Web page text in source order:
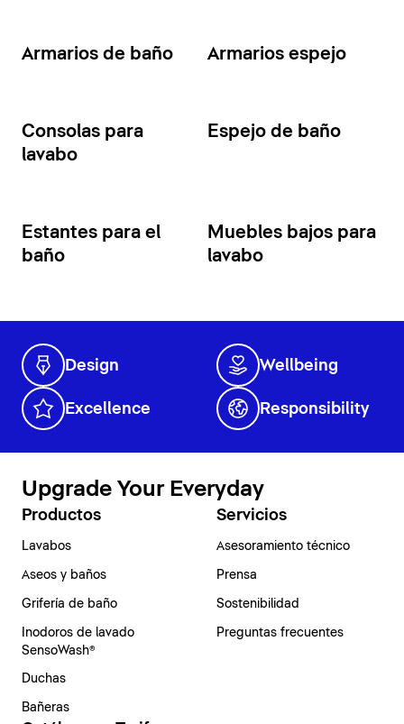
Armarios de baño Armarios espejo
Consolas para
lavabo
Espejo de baño
Estantes para el
baño
Muebles bajos para
lavabo
Design Wellbeing
Excellence Responsibility
Upgrade Your Everyday
Productos
Lavabos
Aseos y baños
Grifería de baño
Inodoros de lavado
SensoWash®
Duchas
Bañeras
Servicios
Asesoramiento técnico
Prensa
Sostenibilidad
Preguntas frecuentes